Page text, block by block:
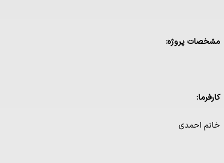
مشخصات پروژه:
کارفرما:
خانم احمدی